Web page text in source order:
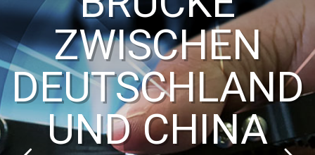
ZWISCHEN
DEUTSCHLAND
UND CHINA